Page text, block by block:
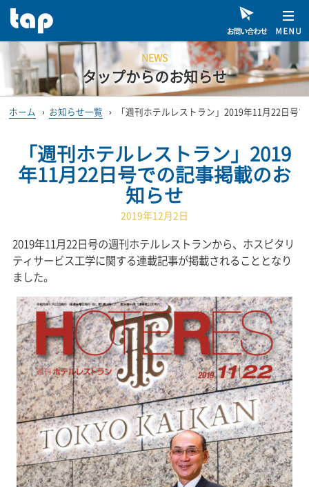
NEWS
タップからのお知らせ
ホーム › お知らせ一覧 › 「週刊ホテルレストラン」2019年11月22日号
「週刊ホテルレストラン」2019
年11月22日号での記事掲載のお
知らせ
2019年12月2日
2019年11月22日号の週刊ホテルレストランから、ホスピタリ
ティサービス工学に関する連載記事が掲載されることとなり
ました。